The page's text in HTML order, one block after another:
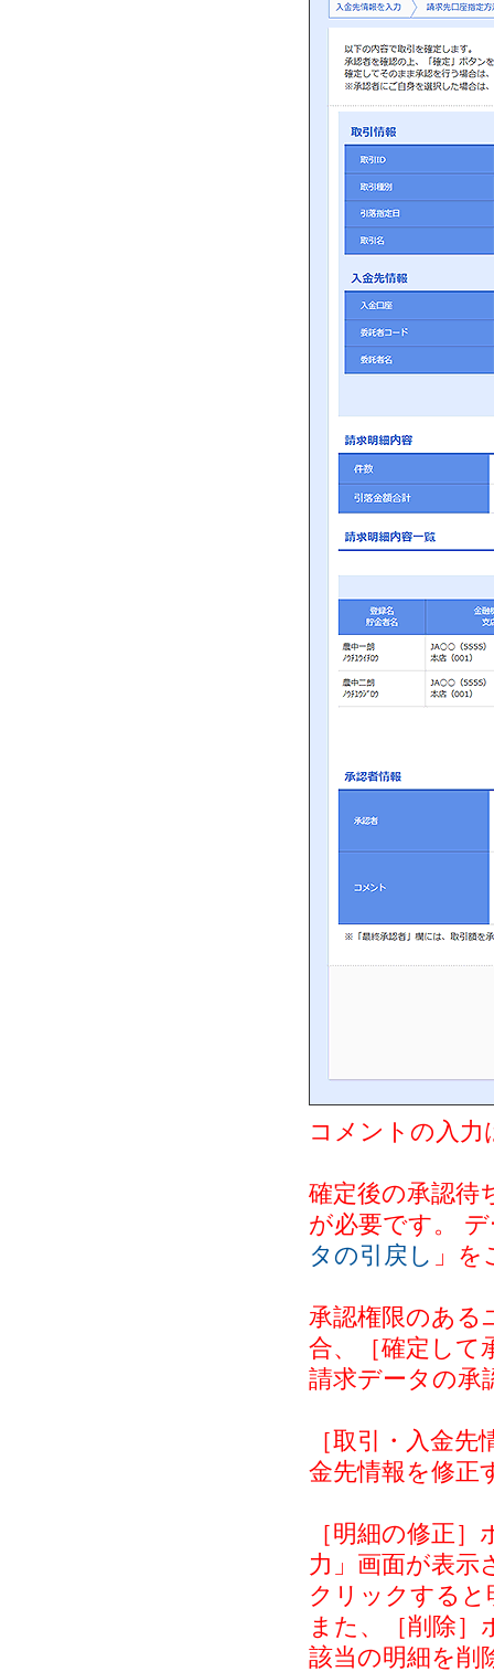
コメントの入
確定後の承認待
が必要です。
タの引戻し 」
承認権限のある
合、［確定して
請求データの承
［取引・入金
金先情報を修正
［明細の修正
力」画面が表示
クリックする
また、［削除
該当の明細を削